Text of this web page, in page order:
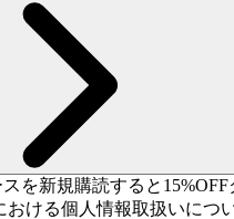
スを新規購読すると
おける個人情報取扱いにつ